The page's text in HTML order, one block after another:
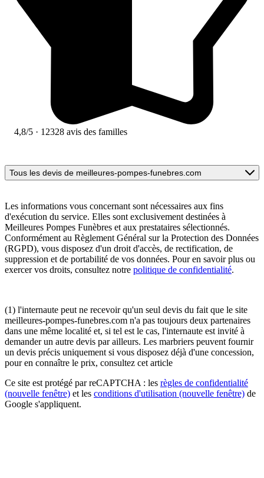
4,8/5 · 12328 avis des familles
Tous les devis de meilleures-pompes-funebres.com
Les informations vous concernant sont nécessaires aux fins
d'exécution du service. Elles sont exclusivement destinées à
Meilleures Pompes Funèbres et aux prestataires sélectionnés.
Conformément au Règlement Général sur la Protection des Données
(RGPD), vous disposez d'un droit d'accès, de rectification, de
suppression et de portabilité de vos données. Pour en savoir plus ou
exercer vos droits, consultez notre politique de confidentialité.
(1) l'internaute peut ne recevoir qu'un seul devis du fait que le site
meilleures-pompes-funebres.com n'a pas toujours deux partenaires
dans une même localité et, si tel est le cas, l'internaute est invité à
demander un autre devis par ailleurs. Les marbriers peuvent fournir
un devis précis uniquement si vous disposez déjà d'une concession,
pour en connaître le prix, consultez cet article
Ce site est protégé par reCAPTCHA : les règles de confidentialité
(nouvelle fenêtre) et les conditions d'utilisation (nouvelle fenêtre) de
Google s'appliquent.